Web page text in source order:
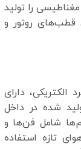
را تولید
روتور و
الکتریکی، دارای
شده در داخل
شامل فن‌ها و
تازه استفاده